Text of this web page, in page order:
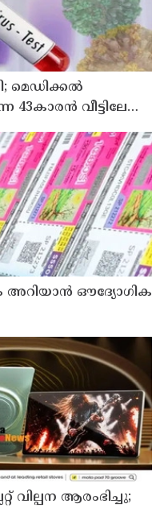
മെഡിക്കൽ
വീട്ടിലേക്ക്
അറിയാൻ ഔദ്യോഗിക
വില്പന ആരംഭിച്ചു;